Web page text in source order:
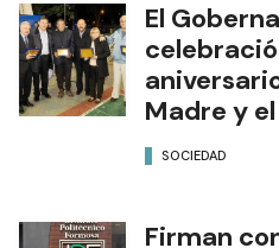
El
Madre y
SOCIEDAD
Firman